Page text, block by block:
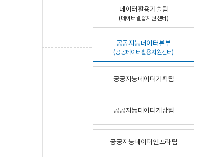
데이터활용기술팀
(데이터결합지원센터)
공공지능데이터본부
(공공데이터활용지원센터)
공공지능데이터기획팀
공공지능데이터개방팀
공공지능데이터인프라팀